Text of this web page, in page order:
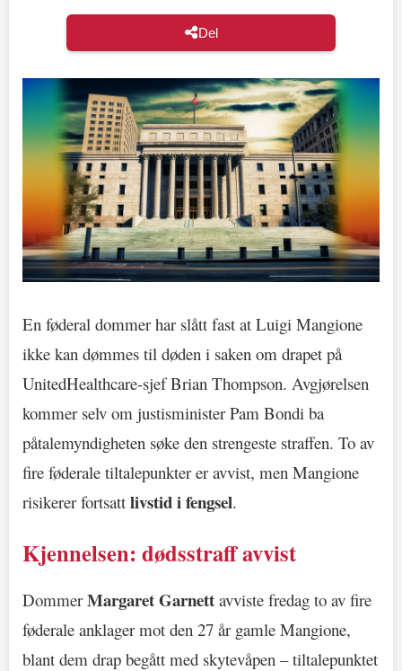
Del
En føderal dommer har slått fast at Luigi Mangione
ikke kan dømmes til døden i saken om drapet på
UnitedHealthcare-sjef Brian Thompson. Avgjørelsen
kommer selv om justisminister Pam Bondi ba
påtalemyndigheten søke den strengeste straffen. To av
fire føderale tiltalepunkter er avvist, men Mangione
risikerer fortsatt livstid i fengsel.
Kjennelsen: dødsstraff avvist
DommerMargaret Garnett avviste fredag to av fire
føderale anklager mot den 27 år gamle Mangione,
blant dem drap begått med skytevåpen – tiltalepunktet